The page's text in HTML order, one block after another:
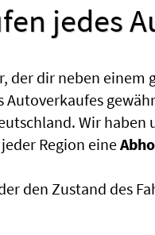
jedes
der dir neben
Autoverkaufes
Wir
Region eine
den Zustand des